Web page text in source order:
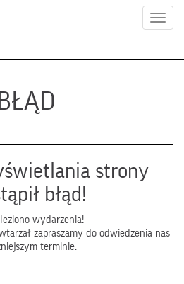
Menu
BŁĄD
strony
błąd!
wydarzenia!
zapraszamy do odwiedzenia nas
terminie.